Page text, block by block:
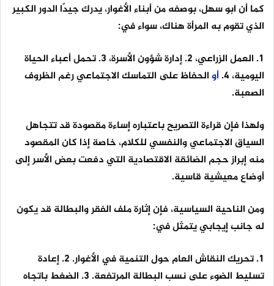
كما أن ابو سهل، بوصفه من أبناء الأغوار، يدرك جيدًا الدور الكبير
الذي تقوم به المرأة هناك، سواء في:
١. العمل الزراعي، ٢. إدارة شؤون الأسرة، ٣. تحمل أعباء الحياة
اليومية، ٤.
أوالحفاظ على التماسك الاجتماعي رغم الظروف
الصعبة.
ولهذا فإن قراءة التصريح باعتباره إساءة مقصودة قد تتجاهل
السياق الاجتماعي والنفسي للكلام، خاصة إذا كان المقصود
منه إبراز حجم الضائقة الاقتصادية التي دفعت بعض الأسر إلى
أوضاع معيشية قاسية.
ومن الناحية السياسية، فإن إثارة ملف الفقر والبطالة قد يكون
له جانب إيجابي يتمثل في:
١. تحريك النقاش العام حول التنمية في الأغوار. ٢. إعادة
تسليط الضوء على نسب البطالة المرتفعة. ٣. الضغط باتجاه